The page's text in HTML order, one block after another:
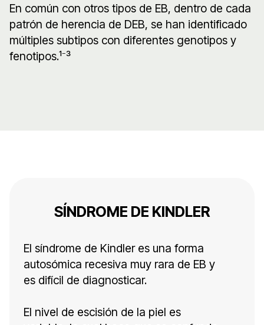
En común con otros tipos de EB, dentro de cada
patrón de herencia de DEB, se han identificado
múltiples subtipos con diferentes genotipos y
fenotipos.¹⁻³
SÍNDROME DE KINDLER
El síndrome de Kindler es una forma
autosómica recesiva muy rara de EB y
es difícil de diagnosticar.
El nivel de escisión de la piel es